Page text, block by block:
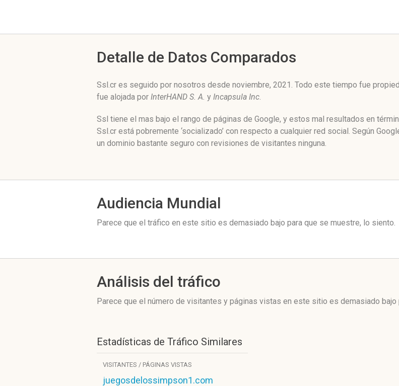
Detalle de Datos Comparados
Ssl.cr es seguido por nosotros desde noviembre, 2021. Todo este tiempo fue
fue alojada por InterHAND S. A. y Incapsula Inc.
Ssl tiene el mas bajo el rango de páginas de Google, y estos mal resultados en
Ssl.cr está pobremente ‘socializado’ con respecto a cualquier red social. Según
un dominio bastante seguro con revisiones de visitantes ninguna.
Audiencia Mundial
Parece que el tráfico en este sitio es demasiado bajo para que se muestre, lo siento.
Análisis del tráfico
Parece que el número de visitantes y páginas vistas en este sitio es demasiado bajo
Estadísticas de Tráfico Similares
VISITANTES / PÁGINAS VISTAS
juegosdelossimpson1.com